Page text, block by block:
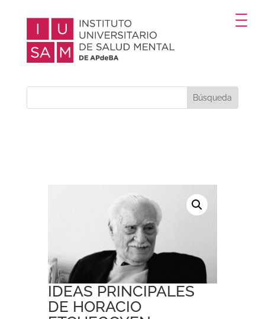
IDEAS PRINCIPALES
DE HORACIO